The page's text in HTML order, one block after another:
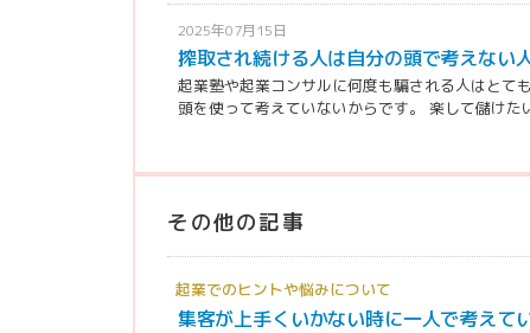
2025年07月15日
搾取され続ける人は自分の頭で考えない
起業塾や起業コンサルに何度も騙される人はとて
頭を使って考えていないからです。 楽して儲けた
その他の記事
起業でのヒントや悩みについて
集客が上手くいかない時に一人で考えて